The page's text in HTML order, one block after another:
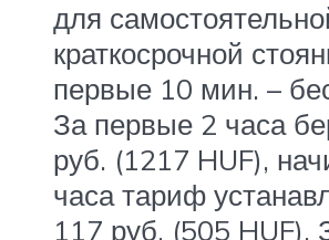
для
краткосрочной
первые 10 мин. –
За первые 2 часа
руб. (1217 HUF),
часа тариф
117 руб. (505 HUF).